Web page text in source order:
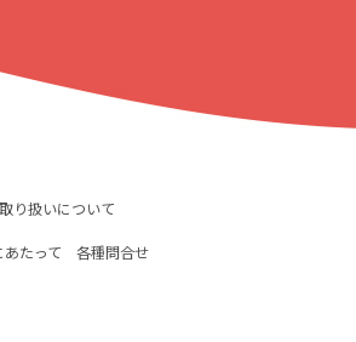
り扱いについて
あたって 各種問合せ